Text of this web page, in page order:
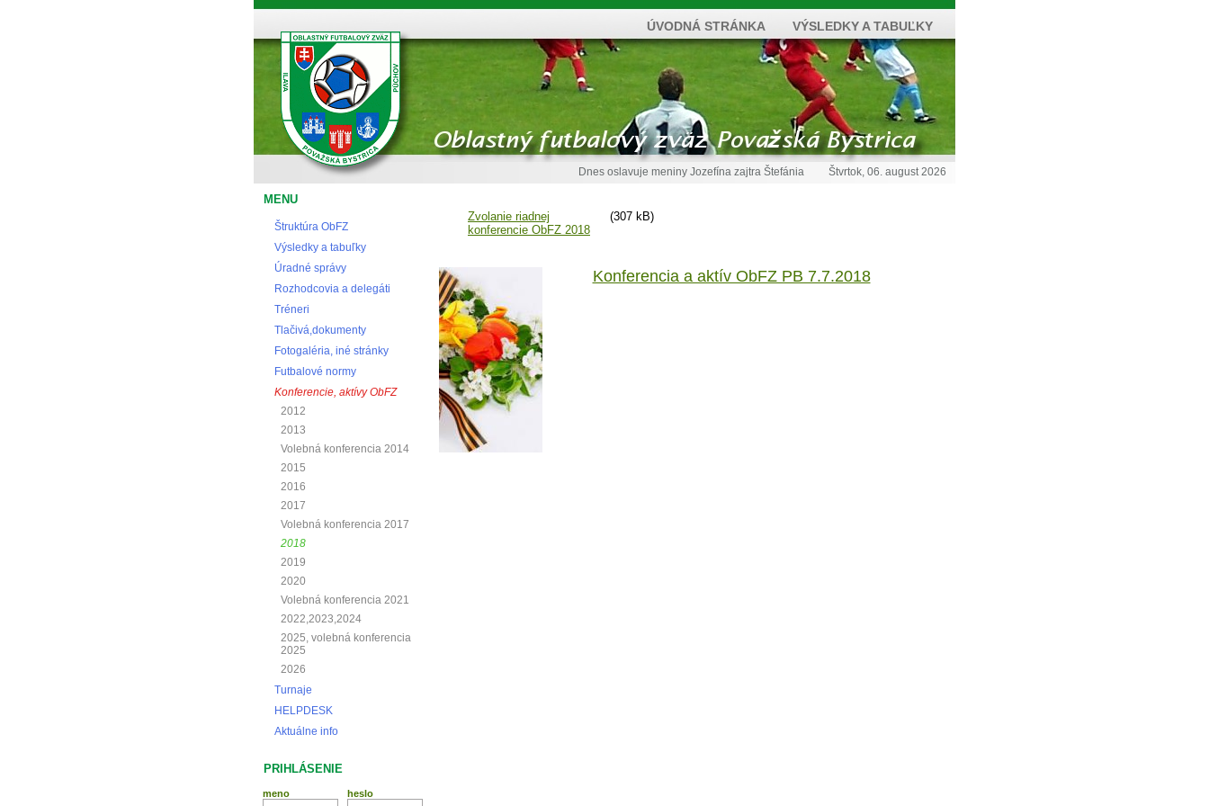
ÚVODNÁ STRÁNKA VÝSLEDKY A TABUĽKY
Dnes oslavuje meniny Jozefína zajtra Štefánia Štvrtok, 06. august 2026
MENU
Štruktúra ObFZ
Výsledky a tabuľky
Úradné správy
Rozhodcovia a delegáti
Tréneri
Tlačivá,dokumenty
Fotogaléria, iné stránky
Futbalové normy
Konferencie, aktívy ObFZ
2012
2013
Volebná konferencia 2014
2015
2016
2017
Volebná konferencia 2017
2018
2019
2020
Volebná konferencia 2021
2022,2023,2024
2025, volebná konferencia
2025
2026
Turnaje
HELPDESK
Aktuálne info
PRIHLÁSENIE
meno heslo
Zvolanie riadnej
konferencie ObFZ 2018
(307 kB)
Konferencia a aktív ObFZ PB 7.7.2018